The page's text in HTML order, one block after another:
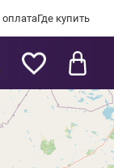
Где купить